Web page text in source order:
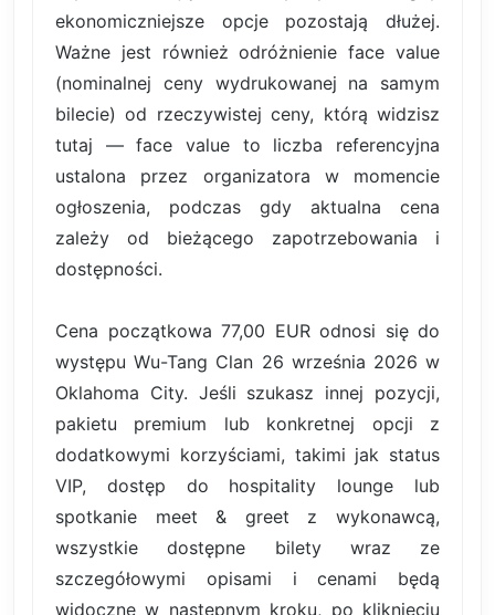
ekonomiczniejsze opcje pozostają dłużej.
Ważne jest również odróżnienie face value
(nominalnej ceny wydrukowanej na samym
bilecie) od rzeczywistej ceny, którą widzisz
tutaj — face value to liczba referencyjna
ustalona przez organizatora w momencie
ogłoszenia, podczas gdy aktualna cena
zależy od bieżącego zapotrzebowania i
dostępności.
Cena początkowa 77,00 EUR odnosi się do
występu Wu-Tang Clan 26 września 2026 w
Oklahoma City. Jeśli szukasz innej pozycji,
pakietu premium lub konkretnej opcji z
dodatkowymi korzyściami, takimi jak status
VIP, dostęp do hospitality lounge lub
spotkanie meet & greet z wykonawcą,
wszystkie dostępne bilety wraz ze
szczegółowymi opisami i cenami będą
widoczne w następnym kroku, po kliknięciu